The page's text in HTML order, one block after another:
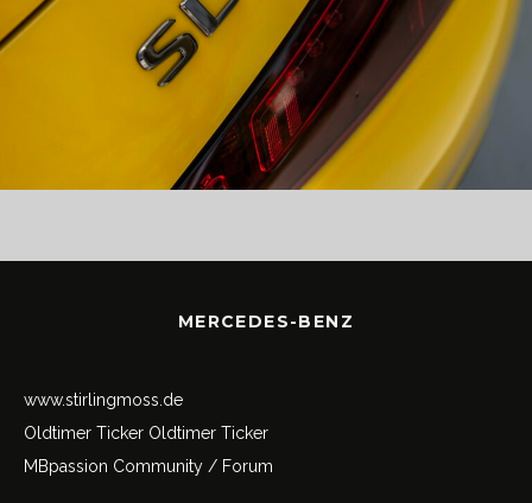
MERCEDES-BENZ
www.stirlingmoss.de
Oldtimer Ticker Oldtimer Ticker
MBpassion Community / Forum